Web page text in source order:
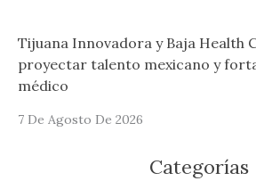
Tijuana Innovadora y Baja Health
proyectar talento mexicano y
médico
7 De Agosto De 2026
Categorías